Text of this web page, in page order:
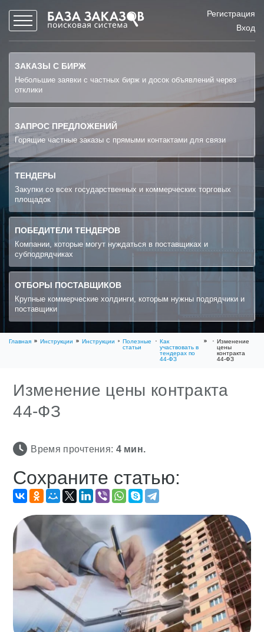
Регистрация
Вход
ЗАКАЗЫ С БИРЖ
Небольшие заявки с частных бирж и досок объявлений через
отклики
ЗАПРОС ПРЕДЛОЖЕНИЙ
Горящие частные заказы с прямыми контактами для связи
ТЕНДЕРЫ
Закупки со всех государственных и коммерческих торговых
площадок
ПОБЕДИТЕЛИ ТЕНДЕРОВ
Компании, которые могут нуждаться в поставщиках и
субподрядчиках
ОТБОРЫ ПОСТАВЩИКОВ
Крупные коммерческие холдинги, которым нужны подрядчики и
поставщики
Главная Инструкции Инструкции
Полезные
статьи
Как
участвовать в
тендерах по
44-ФЗ
Изменение
цены
контракта
44-ФЗ
Изменение цены контракта
44-ФЗ
Время прочтения: 4мин.
Сохраните статью: